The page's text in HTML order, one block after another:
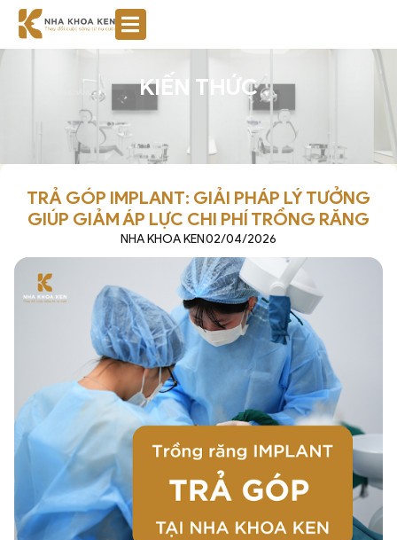
KIẾN THỨC
TRẢ GÓP IMPLANT: GIẢI PHÁP LÝ TƯỞNG
GIÚP GIẢM ÁP LỰC CHI PHÍ TRỒNG RĂNG
NHA KHOA KEN02/04/2026